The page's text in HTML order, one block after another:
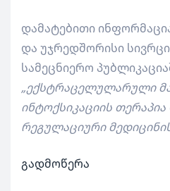
დამატებითი
და უჯრედშორისი
სამეცნიერო
„ექსტრაცელულარული
ინტოქსიკაციის
რეგულაციური
გადმოწერა